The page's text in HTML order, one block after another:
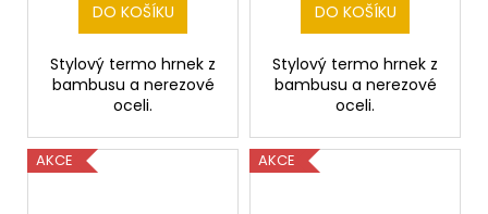
DO KOŠÍKU
Stylový termo hrnek z
bambusu a nerezové
oceli.
DO KOŠÍKU
Stylový termo hrnek z
bambusu a nerezové
oceli.
AKCE AKCE